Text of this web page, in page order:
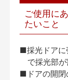
ご使用に
たいこと
■採光ドアに
で採光部が
■ドアの開閉